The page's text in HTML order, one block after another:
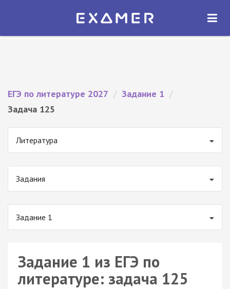
Экзамер — ЕГЭ 2027
ОТКРЫТЬ
ЕГЭ по литературе 2027 / Задание 1 /
Задача 125
Литература
Задания
Задание 1
Задание 1 из ЕГЭ по
литературе: задача 125